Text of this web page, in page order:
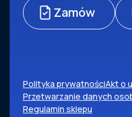
Zamów
Polityka prywatnościAkt o
Przetwarzanie danych
Regulamin sklepu